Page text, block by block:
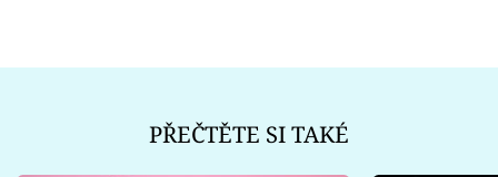
PŘEČTĚTE SI TAKÉ